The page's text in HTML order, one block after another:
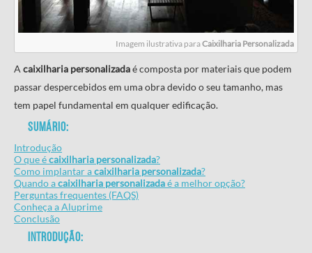
Imagem ilustrativa paraCaixilharia Personalizada
A caixilharia personalizadaé composta por materiais que podem
passar despercebidos em uma obra devido o seu tamanho, mas
tem papel fundamental em qualquer edificação.
Sumário:
Introdução
O que écaixilharia personalizada?
Como implantar acaixilharia personalizada?
Quando acaixilharia personalizadaé a melhor opção?
Perguntas frequentes (FAQS)
Conheça a Aluprime
Conclusão
Introdução: